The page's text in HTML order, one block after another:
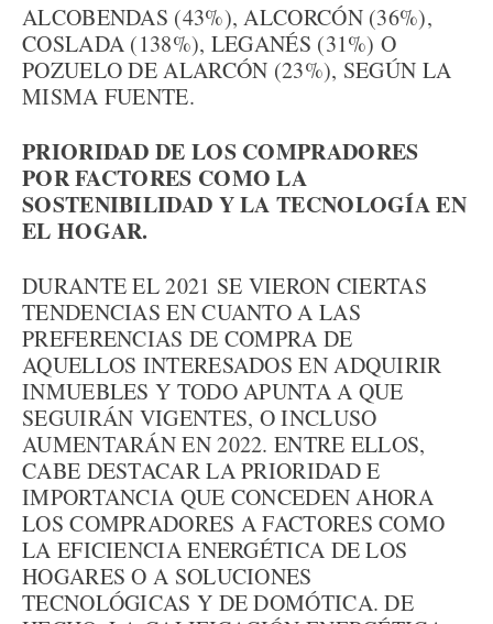
ALCOBENDAS (43%), ALCORCÓN (36%),
COSLADA (138%), LEGANÉS (31%) O
POZUELO DE ALARCÓN (23%), SEGÚN LA
MISMA FUENTE.
PRIORIDAD DE LOS COMPRADORES
POR FACTORES COMO LA
SOSTENIBILIDAD Y LA TECNOLOGÍA EN
EL HOGAR.
DURANTE EL 2021 SE VIERON CIERTAS
TENDENCIAS EN CUANTO A LAS
PREFERENCIAS DE COMPRA DE
AQUELLOS INTERESADOS EN ADQUIRIR
INMUEBLES Y TODO APUNTA A QUE
SEGUIRÁN VIGENTES, O INCLUSO
AUMENTARÁN EN 2022. ENTRE ELLOS,
CABE DESTACAR LA PRIORIDAD E
IMPORTANCIA QUE CONCEDEN AHORA
LOS COMPRADORES A FACTORES COMO
LA EFICIENCIA ENERGÉTICA DE LOS
HOGARES O A SOLUCIONES
TECNOLÓGICAS Y DE DOMÓTICA. DE